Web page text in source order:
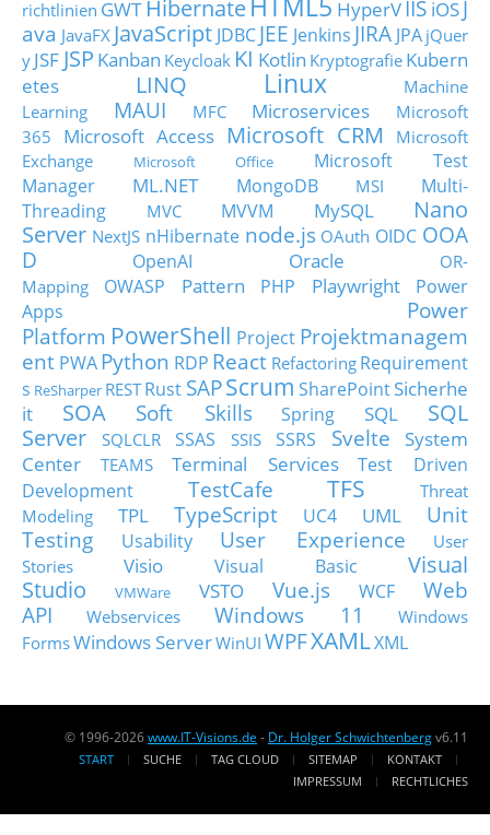
richtlinien GWT HibernateHTML5 HyperVIIS iOSJ
ava JavaFX JavaScript JDBC JEE Jenkins JIRA JPA jQuer
y JSF JSP Kanban Keycloak KI Kotlin Kryptografie Kubern
etes
LINQ Linux
Machine
Learning
MAUI MFC Microservices
Microsoft
365
Microsoft Access Microsoft CRM
Microsoft
Exchange
Microsoft Office
Microsoft Test
Manager
ML.NET MongoDB MSI
Multi-
Threading
MVC MVVM MySQL
Nano
Server NextJS nHibernate node.js OAuth OIDC OOA
D
OpenAI Oracle
OR-
Mapping
OWASP Pattern PHP Playwright
Power
Apps
Power
Platform PowerShell Project Projektmanagem
ent PWA Python RDP React Refactoring Requirement
s ReSharper RESTRust SAPScrum SharePointSicherhe
it
SOA Soft Skills Spring SQL
SQL
Server
SQLCLR SSAS SSIS SSRS Svelte
System
Center
TEAMS Terminal Services
Test Driven
Development
TestCafe TFS
Threat
Modeling
TPL TypeScript UC4 UML
Unit
Testing
Usability User Experience
User
Stories
Visio Visual Basic
Visual
Studio
VMWare VSTO Vue.js WCF
Web
API
Webservices Windows 11
Windows
FormsWindows ServerWinUI WPFXAMLXML
© 1996-2026www.IT-Visions.de - Dr. Holger Schwichtenbergv6.11
START SUCHE TAG CLOUD SITEMAP
KONTAKT
IMPRESSUM
RECHTLICHES